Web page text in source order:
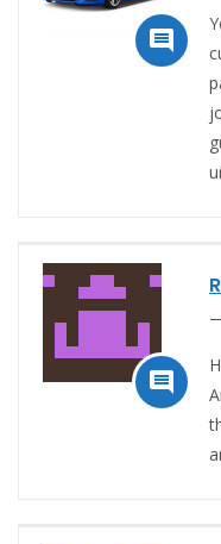

